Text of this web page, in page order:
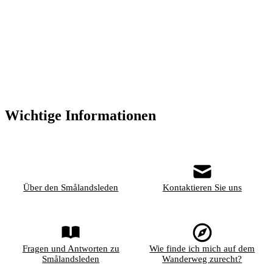
Wichtige Informationen
Über den Smålandsleden Kontaktieren Sie uns
Fragen und Antworten zu
Smålandsleden
Wie finde ich mich auf dem
Wanderweg zurecht?